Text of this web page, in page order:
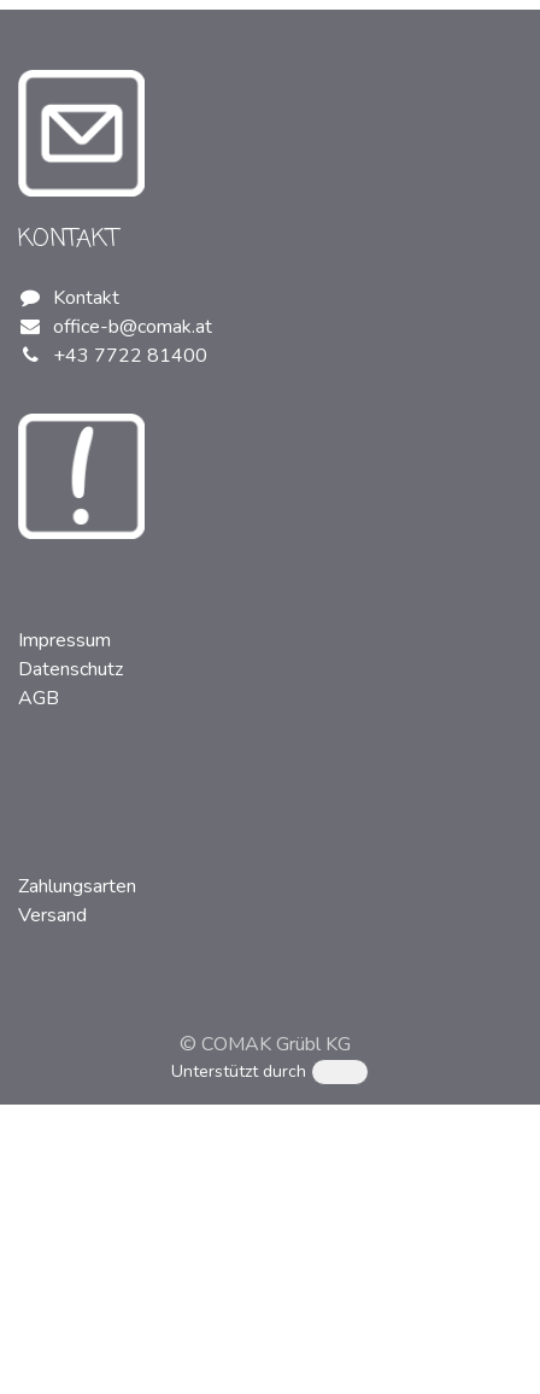
Impressum
Datenschutz
AGB
KONTAKT
Kontakt
office-b@comak.at
+43 7722 81400
Zahlungsarten
Versand
© COMAK Grübl KG
Unterstützt durch